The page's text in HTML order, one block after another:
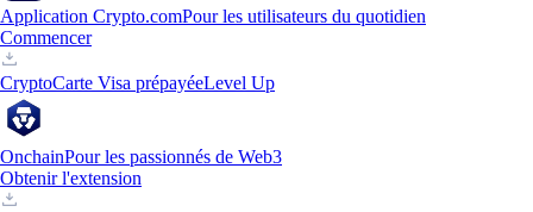
Application Crypto.comPour les utilisateurs du quotidien
Commencer
CryptoCarte Visa prépayéeLevel Up
OnchainPour les passionnés de Web3
Obtenir l'extension